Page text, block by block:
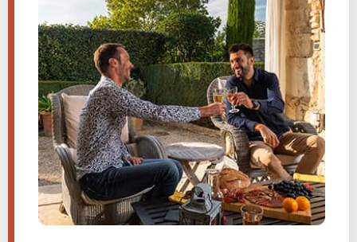
Contáctanos
Configuración de cookies
¿Tienes una pregunta sobre
uno de nuestros productos?
Envíenos un mensaje y le
responderemos lo antes posible.
​